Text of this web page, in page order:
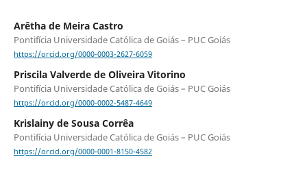
Arêtha de Meira Castro
Pontifícia Universidade Católica de Goiás – PUC Goiás
https://orcid.org/0000-0003-2627-6059
Priscila Valverde de Oliveira Vitorino
Pontifícia Universidade Católica de Goiás – PUC Goiás
https://orcid.org/0000-0002-5487-4649
Krislainy de Sousa Corrêa
Pontifícia Universidade Católica de Goiás – PUC Goiás
https://orcid.org/0000-0001-8150-4582